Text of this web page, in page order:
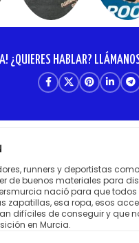
¿QUIERES HABLAR?
runners y deportistas
de buenos materiales para
nació para que
zapatillas, esa ropa, esos
difíciles de conseguir y que
en Murcia.